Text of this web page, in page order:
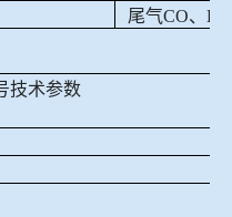
尾气CO、H2
技术参数